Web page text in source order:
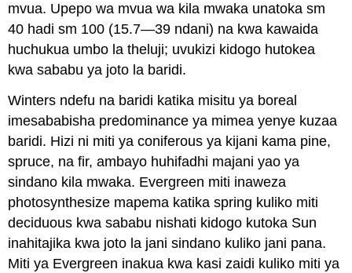
mvua. Upepo wa mvua wa kila mwaka unatoka sm
40 hadi sm 100 (15.7—39 ndani) na kwa kawaida
huchukua umbo la theluji; uvukizi kidogo hutokea
kwa sababu ya joto la baridi.
Winters ndefu na baridi katika misitu ya boreal
imesababisha predominance ya mimea yenye kuzaa
baridi. Hizi ni miti ya coniferous ya kijani kama pine,
spruce, na fir, ambayo huhifadhi majani yao ya
sindano kila mwaka. Evergreen miti inaweza
photosynthesize mapema katika spring kuliko miti
deciduous kwa sababu nishati kidogo kutoka Sun
inahitajika kwa joto la jani sindano kuliko jani pana.
Miti ya Evergreen inakua kwa kasi zaidi kuliko miti ya